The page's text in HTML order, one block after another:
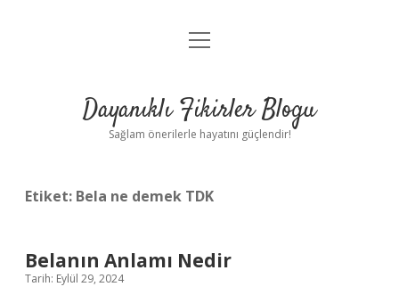
Anasayfa
Yasal Uyarı
menüyü
Dayanıklı Fikirler Blogu
Sağlam önerilerle hayatını güçlendir!
Etiket: Bela ne demek TDK
Belanın Anlamı Nedir
Tarih: Eylül 29, 2024